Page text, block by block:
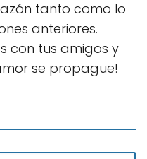
tanto como lo
anteriores.
con tus amigos y
se propague!